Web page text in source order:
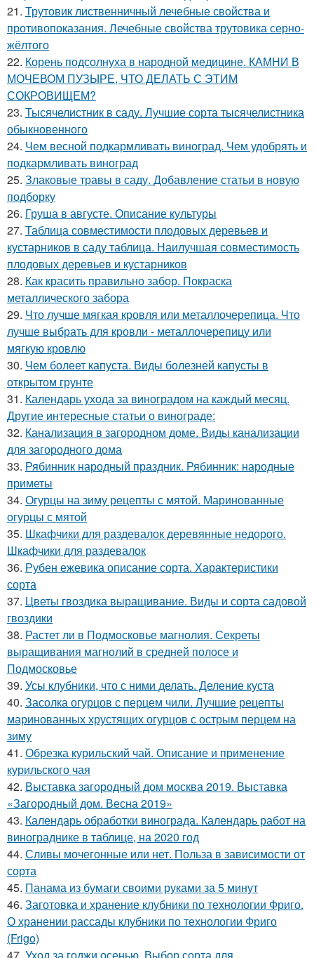
21. Трутовик лиственничный лечебные свойства и
противопоказания. Лечебные свойства трутовика серно-
жёлтого
22. Корень подсолнуха в народной медицине. КАМНИ В
МОЧЕВОМ ПУЗЫРЕ, ЧТО ДЕЛАТЬ С ЭТИМ
СОКРОВИЩЕМ?
23. Тысячелистник в саду. Лучшие сорта тысячелистника
обыкновенного
24. Чем весной подкармливать виноград. Чем удобрять и
подкармливать виноград
25. Злаковые травы в саду. Добавление статьи в новую
подборку
26. Груша в августе. Описание культуры
27. Таблица совместимости плодовых деревьев и
кустарников в саду таблица. Наилучшая совместимость
плодовых деревьев и кустарников
28. Как красить правильно забор. Покраска
металлического забора
29. Что лучше мягкая кровля или металлочерепица. Что
лучше выбрать для кровли - металлочерепицу или
мягкую кровлю
30. Чем болеет капуста. Виды болезней капусты в
открытом грунте
31. Календарь ухода за виноградом на каждый месяц.
Другие интересные статьи о винограде:
32. Канализация в загородном доме. Виды канализации
для загородного дома
33. Рябинник народный праздник. Рябинник: народные
приметы
34. Огурцы на зиму рецепты с мятой. Маринованные
огурцы с мятой
35. Шкафчики для раздевалок деревянные недорого.
Шкафчики для раздевалок
36. Рубен ежевика описание сорта. Характеристики
сорта
37. Цветы гвоздика выращивание. Виды и сорта садовой
гвоздики
38. Растет ли в Подмосковье магнолия. Секреты
выращивания магнолий в средней полосе и
Подмосковье
39. Усы клубники, что с ними делать. Деление куста
40. Засолка огурцов с перцем чили. Лучшие рецепты
маринованных хрустящих огурцов с острым перцем на
зиму
41. Обрезка курильский чай. Описание и применение
курильского чая
42. Выставка загородный дом москва 2019. Выставка
«Загородный дом. Весна 2019»
43. Календарь обработки винограда. Календарь работ на
винограднике в таблице, на 2020 год
44. Сливы мочегонные или нет. Польза в зависимости от
сорта
45. Панама из бумаги своими руками за 5 минут
46. Заготовка и хранение клубники по технологии Фриго.
О хранении рассады клубники по технологии Фриго
(Frigo)